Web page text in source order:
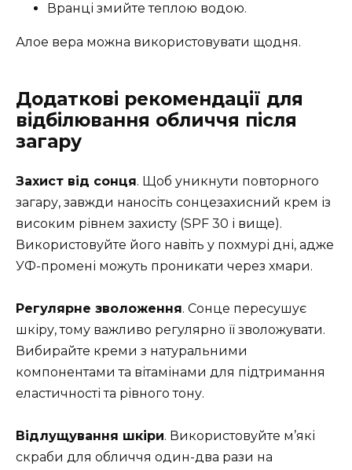
Вранці змийте теплою водою.
Алое вера можна використовувати щодня.
Додаткові рекомендації для
відбілювання обличчя після
загару
Захист від сонця. Щоб уникнути повторного
загару, завжди наносіть сонцезахисний крем із
високим рівнем захисту (SPF 30 і вище).
Використовуйте його навіть у похмурі дні, адже
УФ-промені можуть проникати через хмари.
Регулярне зволоження. Сонце пересушує
шкіру, тому важливо регулярно її зволожувати.
Вибирайте креми з натуральними
компонентами та вітамінами для підтримання
еластичності та рівного тону.
Відлущування шкіри. Використовуйте м’які
скраби для обличчя один-два рази на